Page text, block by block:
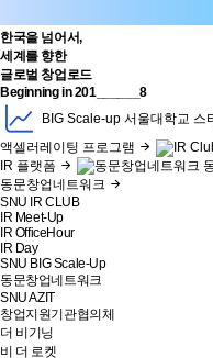
한국을 넘어서,
세계 를 향한
글로벌 창업로드
Beginning in201______8
BIG Scale-up 서울대학교 스
액셀러레이팅 프로그램
IR 플랫폼
동문창업네트워크
SNU IR CLUB
IR Meet-Up
IR OfficeHour
IR Day
SNU BIG Scale-Up
동문창업네트워크
SNU AZIT
창업지원기관협의체
더 비기닝
비 더 로켓